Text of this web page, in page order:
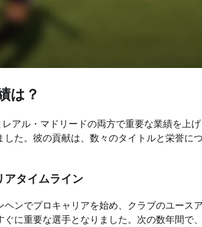
は？
アル・マドリードの両方で重要な業績を上
た。彼の貢献は、数々のタイトルと栄誉に
アタイムライン
ンでプロキャリアを始め、クラブのユース
に重要な選手となりました。次の数年間で